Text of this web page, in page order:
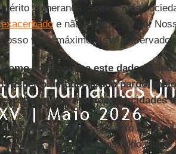
mérito ou herança. Somos uma
exacerbadoe não valoriza a vida.
nosso valor máximo a ser preservado
Como você analisa este dado: o
brasileiro autodeclarado pardo,
escolarizado e morador de cidades
É exatamente esse segmento da
longo dos últimos séculos, sido